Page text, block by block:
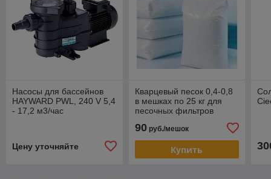
Насосы для бассейнов
HAYWARD PWL, 240 V 5,4
- 17,2 м3/час
Цену уточняйте
Кварцевый песок 0,4-0,8
в мешках по 25 кг для
песочных фильтров
90руб./мешок
Купить